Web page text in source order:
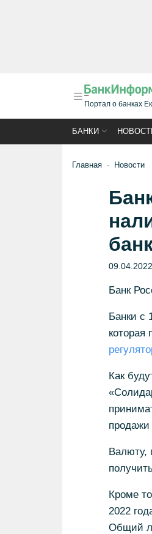
Портал о банках
БАНКИ
Главная Новости
Банк
Банки с
которая
Как
продажи
Валюту,
Кроме
2022
Общий